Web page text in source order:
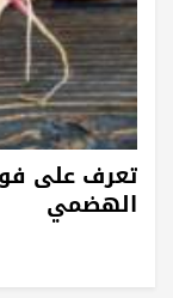
تعرف على
الهضمي